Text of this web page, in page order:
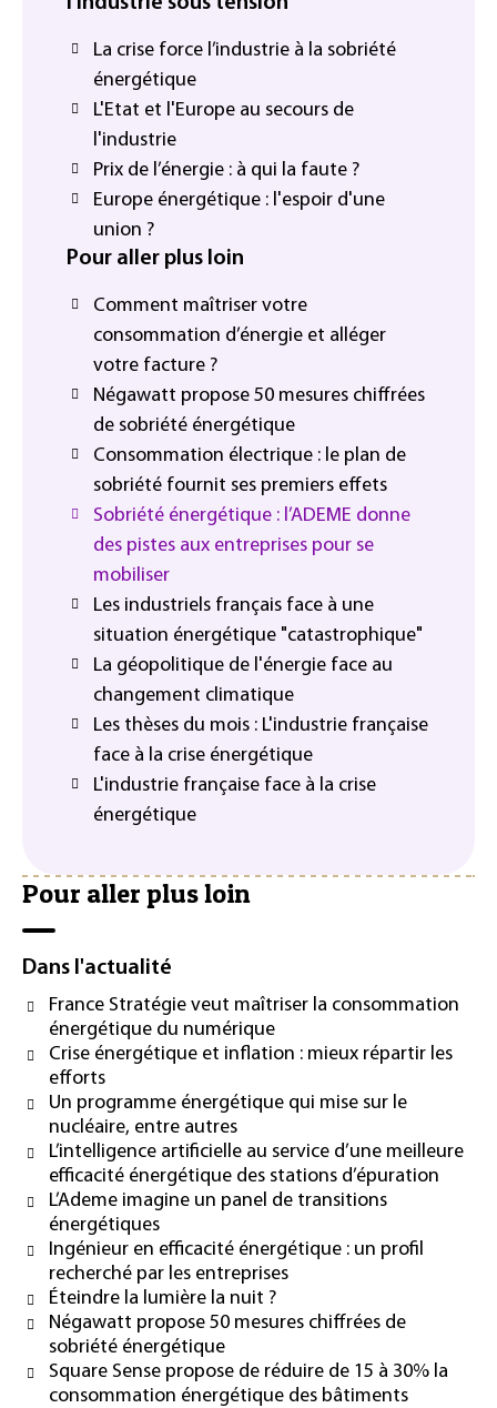
La crise force l’industrie à la sobriété
énergétique
L'Etat et l'Europe au secours de
l'industrie
Prix de l’énergie : à qui la faute ?
Europe énergétique : l'espoir d'une
union ?
Pour aller plus loin
Comment maîtriser votre
consommation d’énergie et alléger
votre facture ?
Négawatt propose 50 mesures chiffrées
de sobriété énergétique
Consommation électrique : le plan de
sobriété fournit ses premiers effets
Sobriété énergétique : l’ADEME donne
des pistes aux entreprises pour se
mobiliser
Les industriels français face à une
situation énergétique "catastrophique"
La géopolitique de l'énergie face au
changement climatique
Les thèses du mois : L'industrie française
face à la crise énergétique
L'industrie française face à la crise
énergétique
Pour aller plus loin
Dans l'actualité
France Stratégie veut maîtriser la consommation
énergétique du numérique
Crise énergétique et inflation : mieux répartir les
efforts
Un programme énergétique qui mise sur le
nucléaire, entre autres
L’intelligence artificielle au service d’une meilleure
efficacité énergétique des stations d’épuration
L’Ademe imagine un panel de transitions
énergétiques
Ingénieur en efficacité énergétique : un profil
recherché par les entreprises
Éteindre la lumière la nuit ?
Négawatt propose 50 mesures chiffrées de
sobriété énergétique
Square Sense propose de réduire de 15 à 30% la
consommation énergétique des bâtiments